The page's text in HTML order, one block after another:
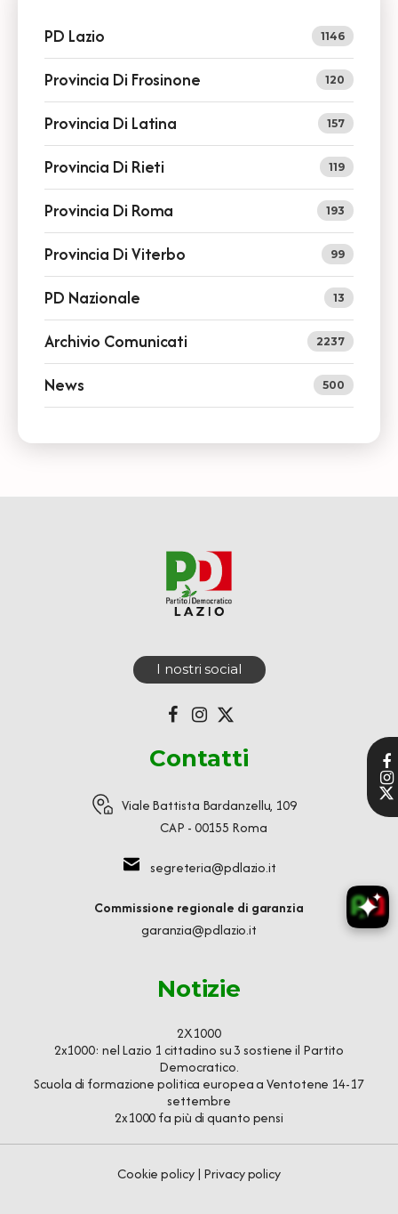
PD Lazio 1146
Provincia Di Frosinone 120
Provincia Di Latina 157
Provincia Di Rieti 119
Provincia Di Roma 193
Provincia Di Viterbo 99
PD Nazionale 13
Archivio Comunicati 2237
News 500
I nostri social
Contatti
Viale Battista Bardanzellu, 109
CAP - 00155 Roma
segreteria@pdlazio.it
Commissione regionale di garanzia
garanzia@pdlazio.it
Notizie
2X1000
2x1000: nel Lazio 1 cittadino su 3 sostiene il Partito
Democratico.
Scuola di formazione politica europea a Ventotene 14-17
settembre
2x1000 fa più di quanto pensi
Cookie policy| Privacy policy